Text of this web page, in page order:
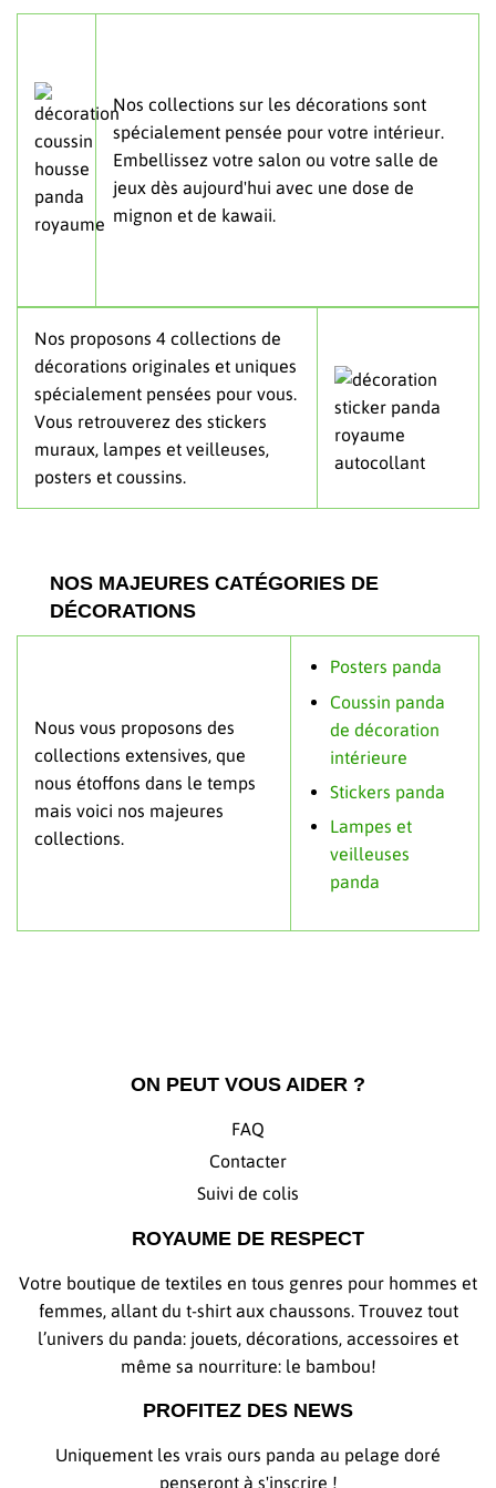
Nos collections sur les décorations sont
spécialement pensée pour votre intérieur.
Embellissez votre salon ou votre salle de
jeux dès aujourd'hui avec une dose de
mignon et de kawaii.
Nos proposons 4 collections de
décorations originales et uniques
spécialement pensées pour vous.
Vous retrouverez des stickers
muraux, lampes et veilleuses,
posters et coussins.
NOS MAJEURES CATÉGORIES DE
DÉCORATIONS
Nous vous proposons des
collections extensives, que
nous étoffons dans le temps
mais voici nos majeures
collections.
Posters panda
Coussin panda
de décoration
intérieure
Stickers panda
Lampes et
veilleuses
panda
ON PEUT VOUS AIDER ?
FAQ
Contacter
Suivi de colis
ROYAUME DE RESPECT
Votre boutique de textiles en tous genres pour hommes et
femmes, allant du t-shirt aux chaussons. Trouvez tout
l’univers du panda: jouets, décorations, accessoires et
même sa nourriture: le bambou!
PROFITEZ DES NEWS
Uniquement les vrais ours panda au pelage doré
penseront à s'inscrire !